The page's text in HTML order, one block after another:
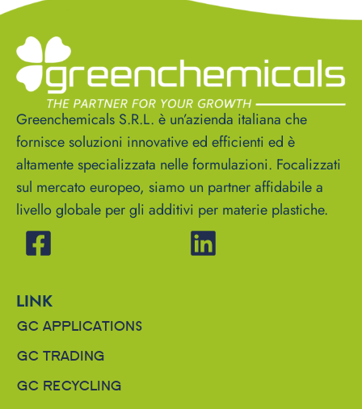
Greenchemicals S.R.L. è un’azienda italiana che
fornisce soluzioni innovative ed efficienti ed è
altamente specializzata nelle formulazioni. Focalizzati
sul mercato europeo, siamo un partner affidabile a
livello globale per gli additivi per materie plastiche.
LINK
GC APPLICATIONS
GC TRADING
GC RECYCLING